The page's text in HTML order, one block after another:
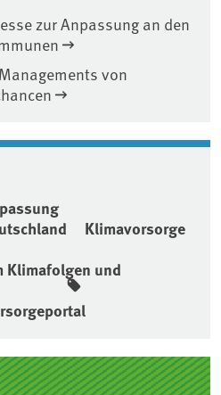
zur Anpassung an den
von
Klimavorsorge
Klimafolgen und